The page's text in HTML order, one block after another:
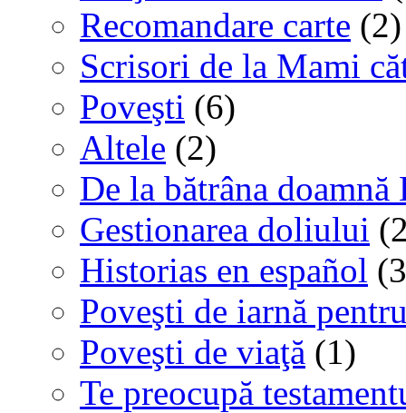
Recomandare carte (2)
Scrisori de la Mami
Poveşti (6)
Altele (2)
De la bătrâna
Gestionarea doliului
Historias en español
Poveşti de iarnă
Poveşti de viaţă (1)
Te preocupă